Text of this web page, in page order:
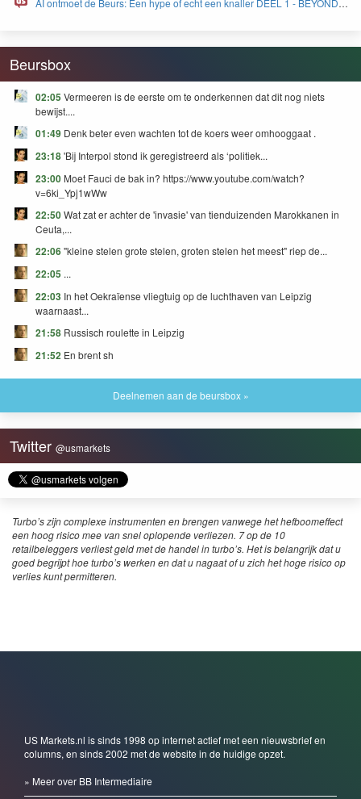
AI ontmoet de Beurs: Een hype of echt een knaller DEEL 1 - BEYOND
Beursbox
02:05 Vermeeren is de eerste om te onderkennen dat dit nog niets
bewijst....
01:49 Denk beter even wachten tot de koers weer omhooggaat .
23:18'Bij Interpol stond ik geregistreerd als ‘politiek...
23:00 Moet Fauci de bak in? https://www.youtube.com/watch?
v=6ki_Ypj1wWw
22:50Wat zat er achter de 'invasie' van tienduizenden Marokkanen in
Ceuta,...
22:06"kleine stelen grote stelen, groten stelen het meest" riep de...
22:05 ...
22:03 In het Oekraïense vliegtuig op de luchthaven van Leipzig
waarnaast...
21:58 Russisch roulette in Leipzig
21:52 En brent sh
Deelnemen aan de beursbox »
Twitter @usmarkets
Turbo’s zijn complexe instrumenten en brengen vanwege het hefboomeffect
een hoog risico mee van snel oplopende verliezen. 7 op de 10
retailbeleggers verliest geld met de handel in turbo’s. Het is belangrijk dat u
goed begrijpt hoe turbo’s werken en dat u nagaat of u zich het hoge risico op
verlies kunt permitteren.
US Markets.nl is sinds 1998 op internet actief met een nieuwsbrief en
columns, en sinds 2002 met de website in de huidige opzet.
» Meer over BB Intermediaire